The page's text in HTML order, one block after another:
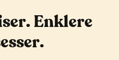
Enklere